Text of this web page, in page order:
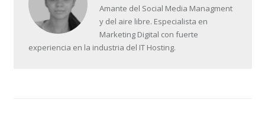
Amante del Social Media Managment
y del aire libre. Especialista en
Marketing Digital con fuerte
experiencia en la industria del IT Hosting.